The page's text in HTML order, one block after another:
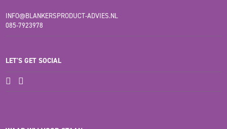
INFO@BLANKERSPRODUCT-ADVIES.NL
085-7923978
LET'S GET SOCIAL